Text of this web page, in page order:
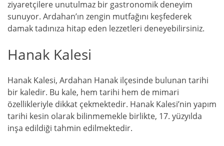
ziyaretçilere unutulmaz bir gastronomik deneyim
sunuyor. Ardahan’ın zengin mutfağını keşfederek
damak tadınıza hitap eden lezzetleri deneyebilirsiniz.
Hanak Kalesi
Hanak Kalesi, Ardahan Hanak ilçesinde bulunan tarihi
bir kaledir. Bu kale, hem tarihi hem de mimari
özellikleriyle dikkat çekmektedir. Hanak Kalesi’nin yapım
tarihi kesin olarak bilinmemekle birlikte, 17. yüzyılda
inşa edildiği tahmin edilmektedir.